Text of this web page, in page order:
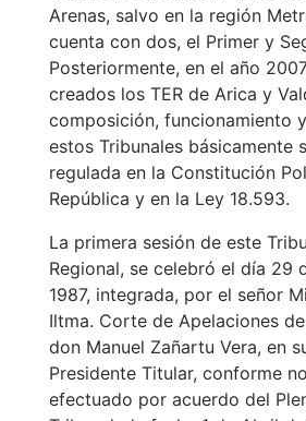
Arenas, salvo en la región
cuenta con dos, el Primer y
Posteriormente, en el año
creados los TER de Arica y
composición, funcionamiento
estos Tribunales básicamente
regulada en la Constitución
República y en la Ley 18.593.
La primera sesión de este
Regional, se celebró el día 29
1987, integrada, por el señor
Iltma. Corte de Apelaciones
don Manuel Zañartu Vera, en
Presidente Titular, conforme
efectuado por acuerdo del